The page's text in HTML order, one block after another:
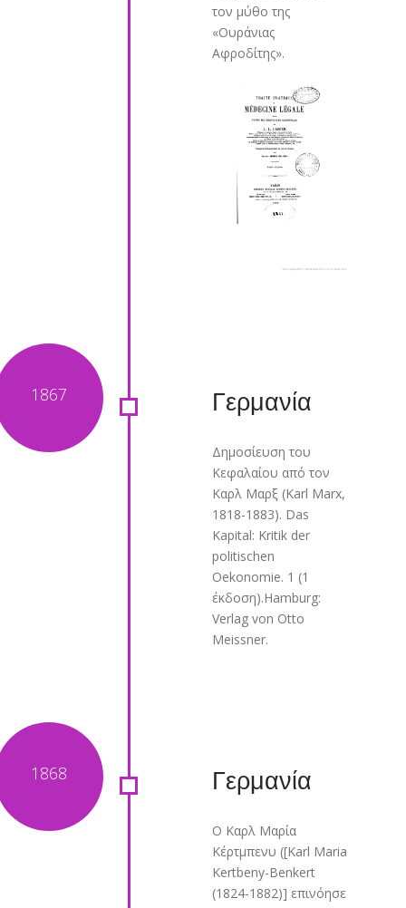
τον μύθο της
«Ουράνιας
Αφροδίτης».
Γερμανία
Δημοσίευση του
Κεφαλαίου από τον
Καρλ Μαρξ (Karl Marx,
1818-1883). Das
Kapital: Kritik der
politischen
Oekonomie. 1 (1
έκδοση).Hamburg:
Verlag von Otto
Meissner.
Γερμανία
Ο Καρλ Μαρία
Κέρτμπενυ ([Karl Maria
Kertbeny-Benkert
(1824-1882)] επινόησε